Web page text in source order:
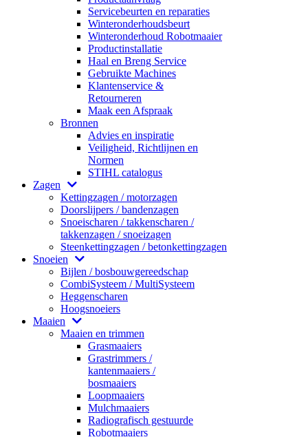
Servicebeurten en reparaties
Winteronderhoudsbeurt
Winteronderhoud Robotmaaier
Productinstallatie
Haal en Breng Service
Gebruikte Machines
Klantenservice &
Retourneren
Maak een Afspraak
Bronnen
Advies en inspiratie
Veiligheid, Richtlijnen en
Normen
STIHL catalogus
Zagen
Kettingzagen / motorzagen
Doorslijpers / bandenzagen
Snoeischaren / takkenscharen /
takkenzagen / snoeizagen
Steenkettingzagen / betonkettingzagen
Snoeien
Bijlen / bosbouwgereedschap
CombiSysteem / MultiSysteem
Heggenscharen
Hoogsnoeiers
Maaien
Maaien en trimmen
Grasmaaiers
Grastrimmers /
kantenmaaiers /
bosmaaiers
Loopmaaiers
Mulchmaaiers
Radiografisch gestuurde
Robotmaaiers